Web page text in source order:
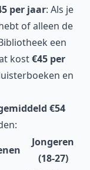
per jaar: Als je
of alleen de
een
kost€45 per
en
€54
Jongeren
(18-27)